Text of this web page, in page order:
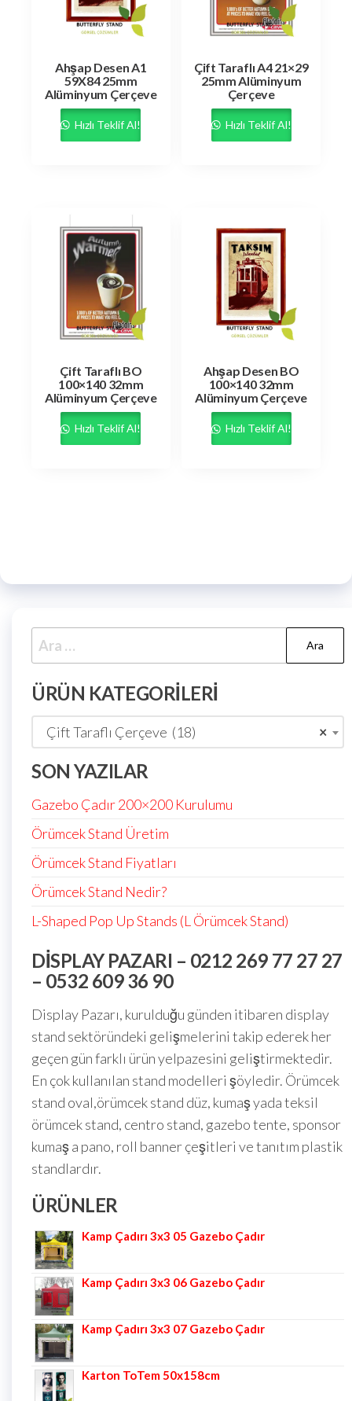
Ahşap Desen A1
59X84 25mm
Alüminyum Çerçeve
Hızlı Teklif Al!
Çift Taraflı A4 21×29
25mm Alüminyum
Çerçeve
Hızlı Teklif Al!
Çift Taraflı BO
100×140 32mm
Alüminyum Çerçeve
Hızlı Teklif Al!
Ahşap Desen BO
100×140 32mm
Alüminyum Çerçeve
Hızlı Teklif Al!
ÜRÜN KATEGORILERI
×
Çift Taraflı Çerçeve (18)
SON YAZILAR
Gazebo Çadır 200×200 Kurulumu
Örümcek Stand Üretim
Örümcek Stand Fiyatları
Örümcek Stand Nedir?
L-Shaped Pop Up Stands (L Örümcek Stand)
DISPLAY PAZARI – 0212 269 77 27 27
– 0532 609 36 90
Display Pazarı, kurulduğu günden itibaren display
stand sektöründeki gelişmelerini takip ederek her
geçen gün farklı ürün yelpazesini geliştirmektedir.
En çok kullanılan stand modelleri şöyledir. Örümcek
stand oval,örümcek stand düz, kumaş yada teksil
örümcek stand, centro stand, gazebo tente, sponsor
kumaş a pano, roll banner çeşitleri ve tanıtım plastik
standlardır.
ÜRÜNLER
Kamp Çadırı 3x3 05 Gazebo Çadır
Kamp Çadırı 3x3 06 Gazebo Çadır
Kamp Çadırı 3x3 07 Gazebo Çadır
Karton ToTem 50x158cm